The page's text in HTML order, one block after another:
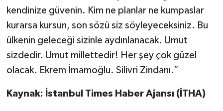
kendinize güvenin. Kim ne planlar ne kumpaslar
kurarsa kursun, son sözü siz söyleyeceksiniz. Bu
ülkenin geleceği sizinle aydınlanacak. Umut
sizdedir. Umut millettedir! Her şey çok güzel
olacak. Ekrem İmamoğlu. Silivri Zindanı.”
Kaynak: İstanbul Times Haber Ajansı (İTHA)